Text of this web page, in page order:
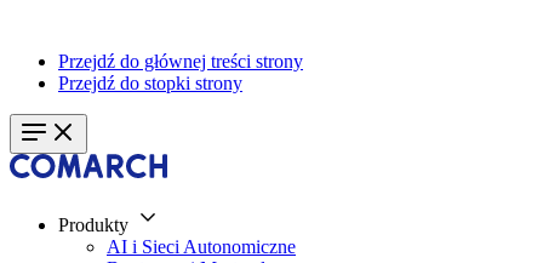
Przejdź do głównej treści strony
Przejdź do stopki strony
Produkty
AI i Sieci Autonomiczne